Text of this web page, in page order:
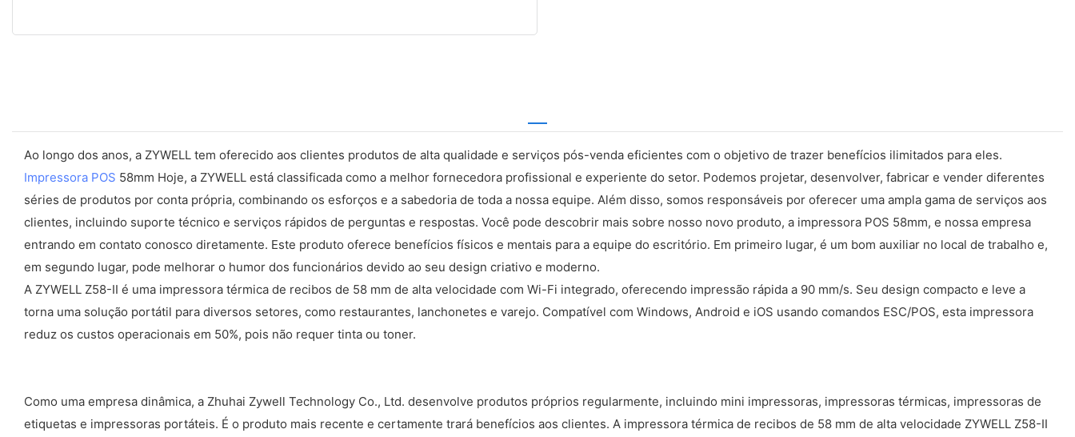
Ao longo dos anos, a ZYWELL tem oferecido aos clientes produtos de alta qualidade e serviços pós-venda eficientes com o objetivo de trazer benefícios ilimitados para eles.
Impressora POS 58mm Hoje, a ZYWELL está classificada como a melhor fornecedora profissional e experiente do setor. Podemos projetar, desenvolver, fabricar e vender diferentes
séries de produtos por conta própria, combinando os esforços e a sabedoria de toda a nossa equipe. Além disso, somos responsáveis ​​por oferecer uma ampla gama de serviços aos
clientes, incluindo suporte técnico e serviços rápidos de perguntas e respostas. Você pode descobrir mais sobre nosso novo produto, a impressora POS 58mm, e nossa empresa
entrando em contato conosco diretamente. Este produto oferece benefícios físicos e mentais para a equipe do escritório. Em primeiro lugar, é um bom auxiliar no local de trabalho e,
em segundo lugar, pode melhorar o humor dos funcionários devido ao seu design criativo e moderno.
A ZYWELL Z58-II é uma impressora térmica de recibos de 58 mm de alta velocidade com Wi-Fi integrado, oferecendo impressão rápida a 90 mm/s. Seu design compacto e leve a
torna uma solução portátil para diversos setores, como restaurantes, lanchonetes e varejo. Compatível com Windows, Android e iOS usando comandos ESC/POS, esta impressora
reduz os custos operacionais em 50%, pois não requer tinta ou toner.
Como uma empresa dinâmica, a Zhuhai Zywell Technology Co., Ltd. desenvolve produtos próprios regularmente, incluindo mini impressoras, impressoras térmicas, impressoras de
etiquetas e impressoras portáteis. É o produto mais recente e certamente trará benefícios aos clientes. A impressora térmica de recibos de 58 mm de alta velocidade ZYWELL Z58-II